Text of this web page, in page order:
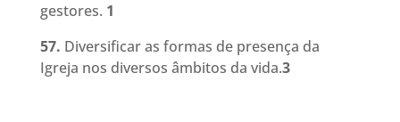
gestores. 1
57. Diversificar as formas de presença da
Igreja nos diversos âmbitos da vida.3